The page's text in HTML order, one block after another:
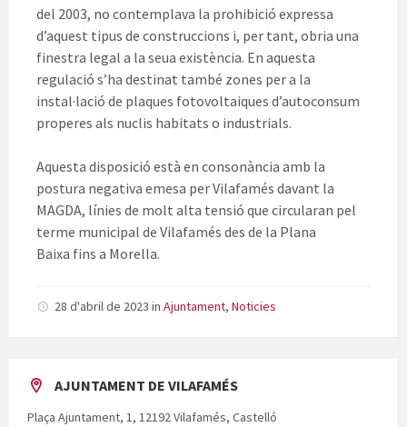
del 2003, no contemplava la prohibició expressa
d’aquest tipus de construccions i, per tant, obria una
finestra legal a la seua existència. En aquesta
regulació s’ha destinat també zones per a la
instal·lació de plaques fotovoltaiques d’autoconsum
properes als nuclis habitats o industrials.
Aquesta disposició està en consonància amb la
postura negativa emesa per Vilafamés davant la
MAGDA, línies de molt alta tensió que circularan pel
terme municipal de Vilafamés des de la Plana
Baixa fins a Morella.
28 d'abril de 2023 in Ajuntament, Noticies
AJUNTAMENT DE VILAFAMÉS
Plaça Ajuntament, 1, 12192 Vilafamés, Castelló